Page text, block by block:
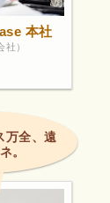
本社
社）
万全、遠
。